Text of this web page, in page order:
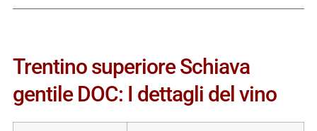
Trentino superiore Schiava
gentile DOC: I dettagli del vino